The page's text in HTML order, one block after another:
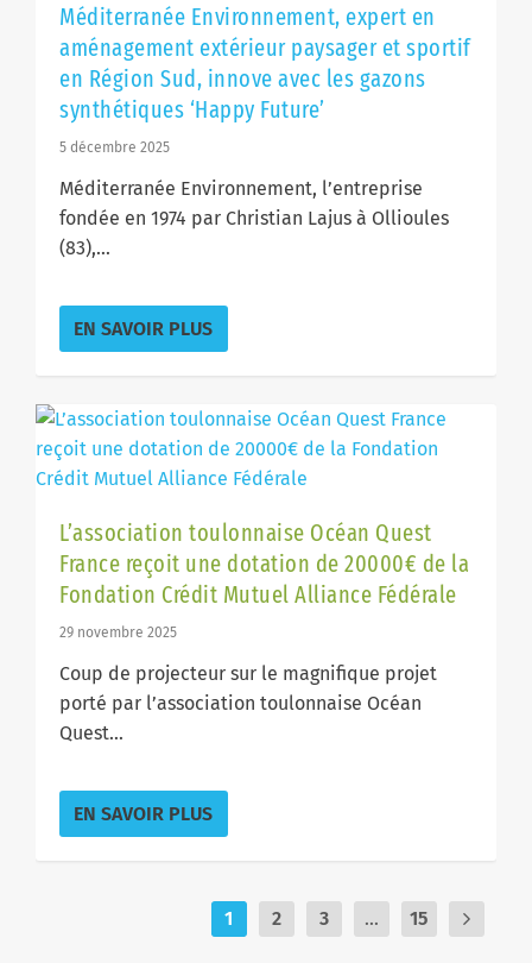
Méditerranée Environnement, expert en
aménagement extérieur paysager et sportif
en Région Sud, innove avec les gazons
synthétiques ‘Happy Future’
5 décembre 2025
Méditerranée Environnement, l’entreprise
fondée en 1974 par Christian Lajus à Ollioules
(83),...
EN SAVOIR PLUS
L’association toulonnaise Océan Quest
France reçoit une dotation de 20000€ de la
Fondation Crédit Mutuel Alliance Fédérale
29 novembre 2025
Coup de projecteur sur le magnifique projet
porté par l’association toulonnaise Océan
Quest...
EN SAVOIR PLUS
1 2 3 ... 15